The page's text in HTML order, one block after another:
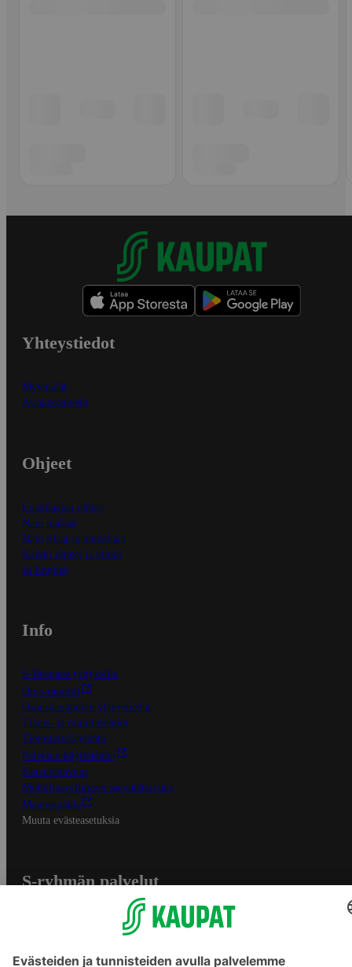
Yhteystiedot
Myymälät
Asiakaspalvelu
Ohjeet
Ensitilaajan ohjeet
Näin maksat
Näin tilaat ja muokkaat
Kaikki ohjeet ja vinkit
In English
Info
S-Business yrityksille
Oiva-raportit
Osuuskauppojen yhteystiedot
Tilaus- ja toimitusehdot
Tietosuojakäytäntö
Palvelun käyttöehdot
Saavutettavuus
Mobiilisovelluksen saavutettavuus
Mainostajalle
Muuta evästeasetuksia
S-ryhmän palvelut
Yhteishyvä Ruoka -sovellus